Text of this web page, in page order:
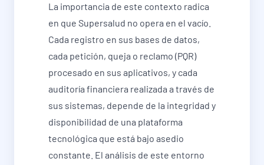
La importancia de este contexto radica
en que Supersalud no opera en el vacío.
Cada registro en sus bases de datos,
cada petición, queja o reclamo (PQR)
procesado en sus aplicativos, y cada
auditoría financiera realizada a través de
sus sistemas, depende de la integridad y
disponibilidad de una plataforma
tecnológica que está bajo asedio
constante. El análisis de este entorno